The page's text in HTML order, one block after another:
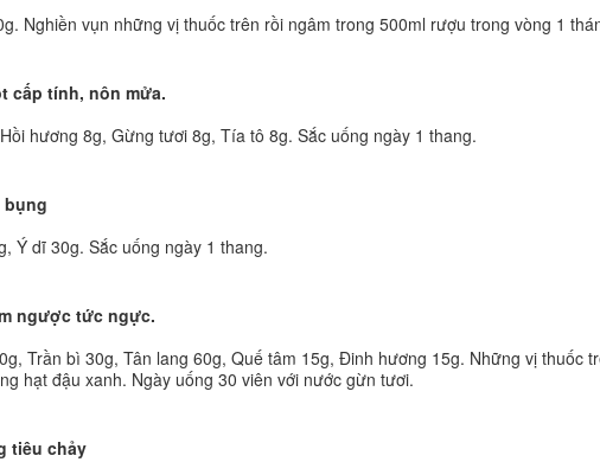
Nghiền vụn những vị thuốc trên rồi ngâm trong 500ml rượu trong vòng 1
cấp tính, nôn mửa.
hương 8g, Gừng tươi 8g, Tía tô 8g. Sắc uống ngày 1 thang.
bụng
Ý dĩ 30g. Sắc uống ngày 1 thang.
ngược tức ngực.
Trần bì 30g, Tân lang 60g, Quế tâm 15g, Đinh hương 15g. Những vị thuốc
hạt đậu xanh. Ngày uống 30 viên với nước gừn tươi.
tiêu chảy